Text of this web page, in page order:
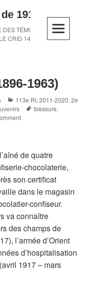
1914-1918
DES TÉMOINS DE LA
CRID 14-18
1963)
Categories
113e RI,2011-2020,2e
Tags
blessure,
de quatre
chocolaterie,
son certificat
dans le magasin
confiseur.
va connaître
des champs de
l’armée d’Orient
d’hospitalisation
1917 – mars